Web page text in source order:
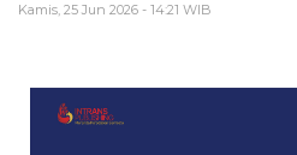
Kamis, 25 Jun 2026 - 14:21 WIB